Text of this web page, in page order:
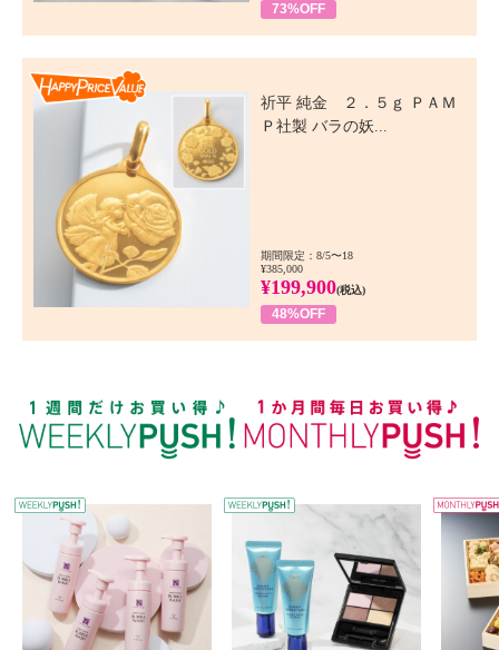
73%OFF
祈平 純金 ２．５ｇ ＰＡＭ
Ｐ社製 バラの妖...
期間限定：8/5〜18
¥385,000
¥199,900(税込)
48%OFF
WEEKLY PUSH